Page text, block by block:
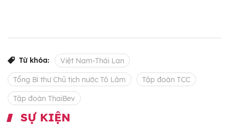
Từ khóa: Việt Nam-Thái Lan
Tổng Bí thư Chủ tịch nước Tô Lâm Tập đoàn TCC
Tập đoàn ThaiBev
SỰ KIỆN